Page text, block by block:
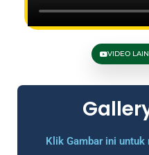
VIDEO
Klik Gambar ini